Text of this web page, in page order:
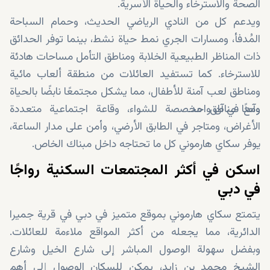
الصحة والاسترخاء والحياة الأسرية.
ويدعم كل من النادي الرياضي الحديث، وحمام السباحة
المُدفأ، ومسارات الجري نمط حياة نشط، بينما توفر الحدائق
ذات المناظر الطبيعية الخلابة ومناطق التأمل مساحات هادئة
للاسترخاء. كما تستفيد العائلات من منطقة ألعاب مائية
ومناطق لعب آمنة للأطفال، مما يشكل مجتمعًا نابضًا بالحياة
وآمنًا في آن واحد.
ومع مناطق مخصصة للشواء، وقاعة اجتماعية متعددة
الأغراض، ومتاجر في الطابق الأرضي، وأمن على مدار الساعة،
يوفر سكاي هارموني كل ما تحتاجه داخل مبناك الخاص.
اسكن في أكثر المجتمعات السكنية رواجًا
في دبي
يتمتع سكاي هارموني بموقع متميز في دبي في قرية جميرا
الدائرية، مما يجعله من أكثر المواقع ملاءمة للعائلات.
وبفضل سهولة الوصول المباشر إلى شارع الخيل وشارع